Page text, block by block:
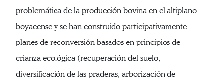
problemática de la producción bovina en el altiplano
boyacense y se han construido participativamente
planes de reconversión basados en principios de
crianza ecológica (recuperación del suelo,
diversificación de las praderas, arborización de